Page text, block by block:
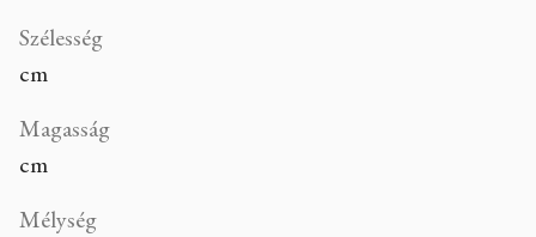
Szélesség
cm
Magasság
cm
Mélység